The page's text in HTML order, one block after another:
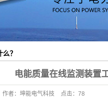
？
电能质量在线监测装置
作者： 坤能电气科技 点击： 78